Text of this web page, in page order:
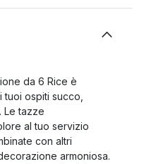
da 6 Rice è
ospiti succo,
Le tazze
al tuo servizio
con altri
armoniosa.